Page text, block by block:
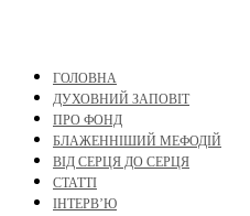
ГОЛОВНА
ДУХОВНИЙ ЗАПОВІТ
ПРО ФОНД
БЛАЖЕННІШИЙ МЕФОДІЙ
ВІД СЕРЦЯ ДО СЕРЦЯ
СТАТТІ
ІНТЕРВ’Ю